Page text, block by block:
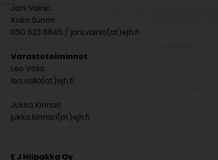
Jani Vainio
Koko Suomi
050 523 8845 / jani.vainio(at)ejh.fi
Varastotoiminnot
Leo Väliä
leo.valia(at)ejh.fi
Jukka Kinnari
jukka.kinnari(at)ejh.fi
E J Hiipakka Oy